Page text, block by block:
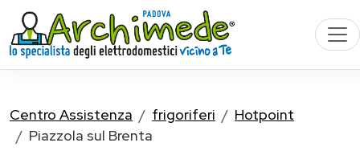
Centro Assistenza frigoriferi
Hotpoint
Piazzola sul Brenta